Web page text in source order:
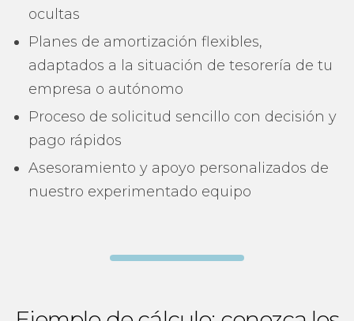
ocultas
Planes de amortización flexibles,
adaptados a la situación de tesorería de tu
empresa o autónomo
Proceso de solicitud sencillo con decisión y
pago rápidos
Asesoramiento y apoyo personalizados de
nuestro experimentado equipo